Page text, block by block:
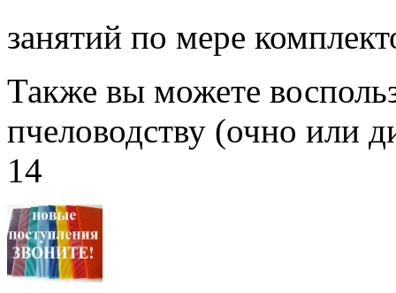
занятий по мере
Также вы можете
пчеловодству (очно или
14